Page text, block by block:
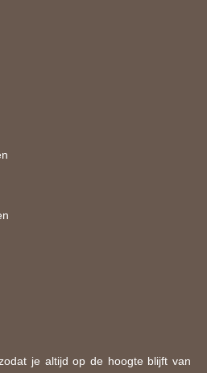
je altijd op de hoogte blijft van